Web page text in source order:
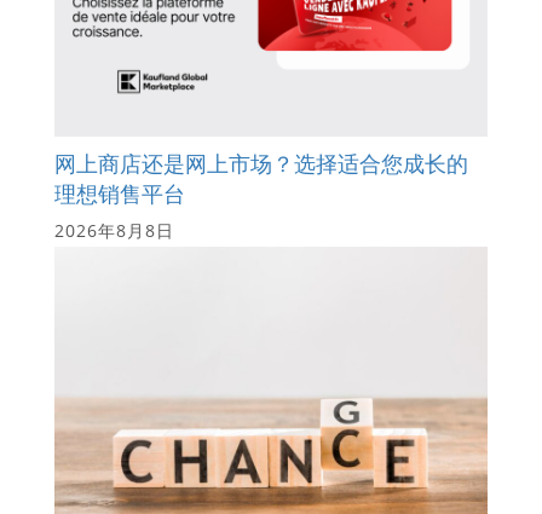
网上商店还是网上市场？选择适合您成长的
理想销售平台
2026年8月8日